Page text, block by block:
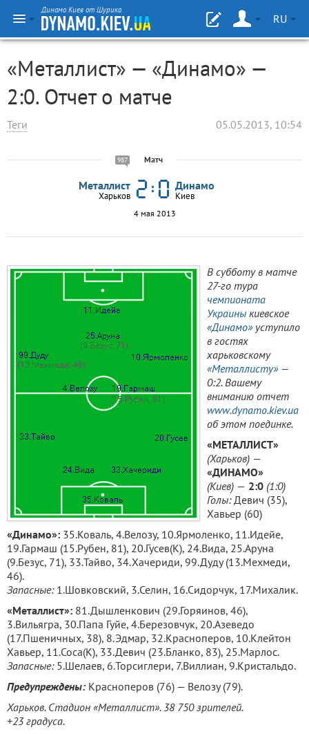
Динамо Киев от Шурика
RU
«Металлист» — «Динамо» —
2:0. Отчет о матче
Теги 05.05.2013, 10:54
987 Матч
Металлист
Харьков
Динамо
Киев
4 мая 2013
В субботу в матче
27-го тура
чемпионата
Украины киевское
«Динамо»уступило
в гостях
харьковскому
«Металлисту»—
0:2.Вашему
вниманию отчет
www.dynamo.kiev.ua
об этом поединке.
«МЕТАЛЛИСТ»
(Харьков) —
«ДИНАМО»
(Киев) — 2:0 (1:0)
Голы:Девич (35),
Хавьер (60)
«Динамо»: 35.Коваль, 4.Велозу, 10.Ярмоленко, 11.Идейе,
19.Гармаш (15.Рубен, 81), 20.Гусев(К), 24.Вида, 25.Аруна
(9.Безус, 71), 33.Тайво, 34.Хачериди, 99.Дуду (13.Мехмеди,
46).
Запасные:1.Шовковский, 3.Селин, 16.Сидорчук, 17.Михалик.
«Металлист»: 81.Дышленкович (29.Горяинов, 46),
3.Вильягра, 30.Папа Гуйе, 4.Березовчук, 20.Азеведо
(17.Пшеничных, 38), 8.Эдмар, 32.Красноперов, 10.Клейтон
Хавьер, 11.Соса(К), 33.Девич (23.Бланко, 83), 25.Марлос.
Запасные:5.Шелаев, 6.Торсиглери, 7.Виллиан, 9.Кристальдо.
Предупреждены: Красноперов (76) — Велозу (79).
Харьков. Стадион «Металлист». 38 750 зрителей.
+23 градуса.